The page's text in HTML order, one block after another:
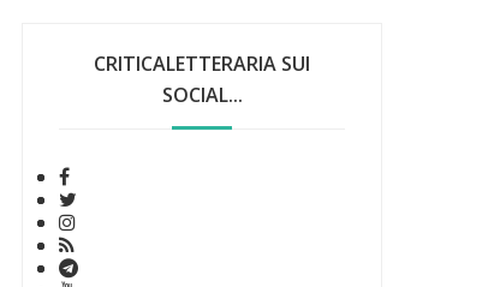
CRITICALETTERARIA SUI
SOCIAL...